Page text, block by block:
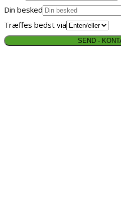
Din besked
Træffes bedst via
SEND -